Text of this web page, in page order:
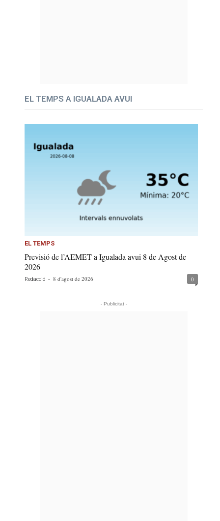
EL TEMPS A IGUALADA AVUI
EL TEMPS
Previsió de l’AEMET a Igualada avui 8 de Agost de
2026
Redacció - 8 d'agost de 2026 0
- Publicitat -